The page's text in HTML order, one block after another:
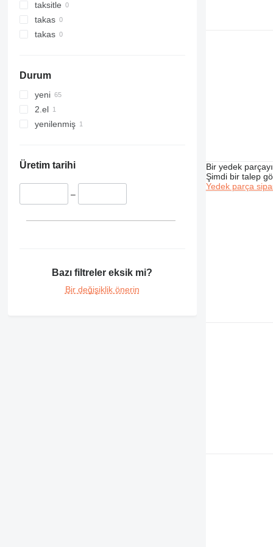
631
740
769
816
824
826
906
910
924
930
taksitle
takas
takas
Durum
yeni
2.el
yenilenmiş
Üretim tarihi
–
Bazı filtreler eksik mi?
Bir değişiklik önerin
Bir yedek
Şimdi bir talep
Yedek parça